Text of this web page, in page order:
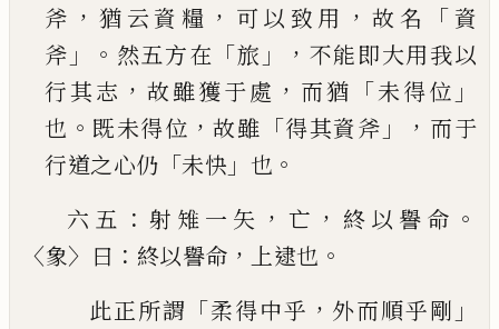
斧 ， 猶云資糧 ， 可以致用 ， 故名 「資
斧 」。 然五方在 「旅 」， 不能即大用我以
行其志 ， 故雖獲于處 ， 而猶 「未得位 」
也 。 既未得位 ，故雖 「得其資斧 」， 而于
行道之心仍 「未快 」 也 。
六五 ：射雉一矢 ， 亡 ， 終以譽命 。
〈象〉 曰 ： 終以譽命 ， 上逮也 。
此正所謂 「柔得中乎 ， 外而順乎剛 」